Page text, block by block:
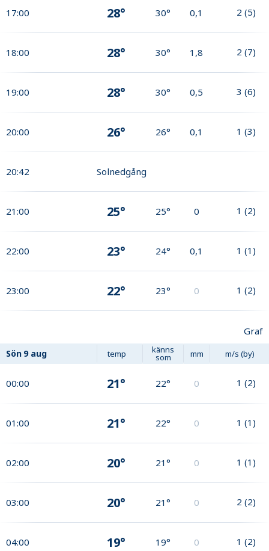
17:00 28° 30° 0,1 2 (5)
18:00 28° 30° 1,8 2 (7)
19:00 28° 30° 0,5 3 (6)
20:00 26° 26° 0,1 1 (3)
20:42 Solnedgång
21:00 25° 25° 0 1 (2)
22:00 23° 24° 0,1 1 (1)
23:00 22° 23° 0 1 (2)
Graf
Sön 9 aug temp känns
som mm m/s (by)
00:00 21° 22° 0 1 (2)
01:00 21° 22° 0 1 (1)
02:00 20° 21° 0 1 (1)
03:00 20° 21° 0 2 (2)
04:00 19° 19° 0 1 (2)